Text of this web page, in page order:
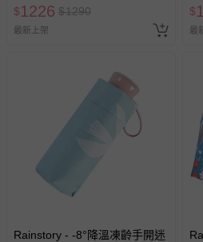
$1226 $1290
最新上架
$
最
Rainstory - -8°降溫凍齡手開迷